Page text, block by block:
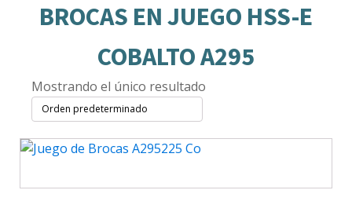
BROCAS EN JUEGO HSS-E
COBALTO A295
Mostrando el único resultado